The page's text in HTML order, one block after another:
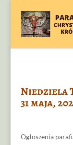
Niedziela
31 maja,
Ogłoszenia